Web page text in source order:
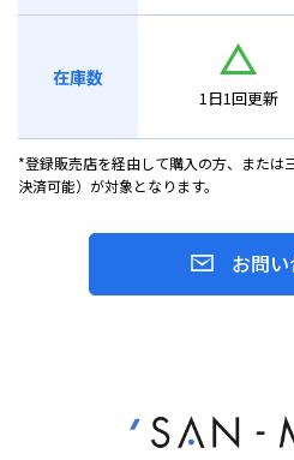
在庫数
1日1回更新
*登録販売店を経由して購入の方、または
決済可能）が対象となります。
お問